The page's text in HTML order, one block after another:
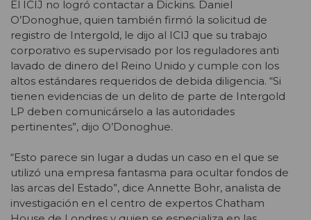
El ICIJ no logró contactar a Dickins. Daniel
O’Donoghue, quien también firmó la solicitud de
registro de Intergold, le dijo al ICIJ que su trabajo
corporativo es supervisado por los reguladores anti
lavado de dinero del Reino Unido y cumple con los
altos estándares requeridos de debida diligencia. “Si
tienen evidencias de un delito de parte de Intergold
LP deben comunicárselo a las autoridades
pertinentes”, dijo O’Donoghue.
“Esto parece sin lugar a dudas un caso en el que se
utilizó una empresa fantasma para ocultar fondos de
las arcas del Estado”, dice Annette Bohr, analista de
investigación en el centro de expertos Chatham